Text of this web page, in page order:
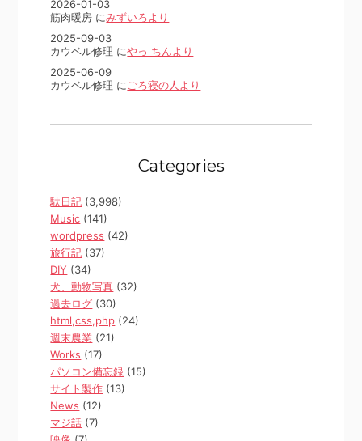
2026-01-03
筋肉暖房 にみずいろより
2025-09-03
カウベル修理 にやっ ちんより
2025-06-09
カウベル修理 に ごろ寝の人より
Categories
駄日記 (3,998)
Music (141)
wordpress (42)
旅行記 (37)
DIY (34)
犬、動物写真 (32)
過去ログ (30)
html,css,php (24)
週末農業 (21)
Works (17)
パソコン備忘録 (15)
サイト製作 (13)
News (12)
マジ話 (7)